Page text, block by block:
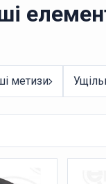
метизи